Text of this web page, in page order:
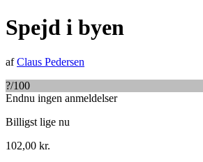
Spejd i byen
afClaus Pedersen
?/100
Endnu ingen anmeldelser
Billigst lige nu
102,00 kr.